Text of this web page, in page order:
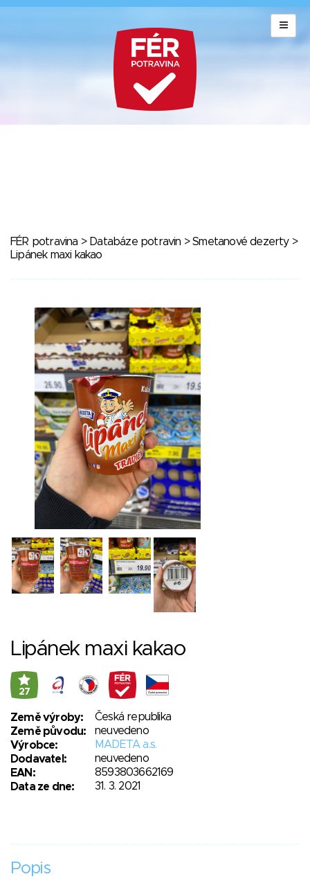
FÉR potravina > Databáze potravin >Smetanové dezerty>
Lipánek maxi kakao
Lipánek maxi kakao
27
Země výroby:
Česká republika
Země původu:
neuvedeno
Výrobce:
MADETA a.s.
Dodavatel:
neuvedeno
EAN:
8593803662169
Data ze dne:
31. 3. 2021
Popis